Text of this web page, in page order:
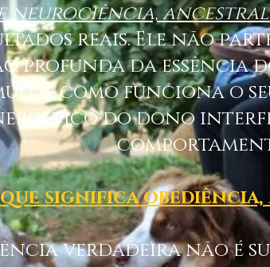
neurociência,
reais. Ele não
profunda da essência
como funciona o
do dono
significa obediência,
verdadeira não é